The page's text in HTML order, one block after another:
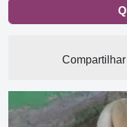
Compartilhar